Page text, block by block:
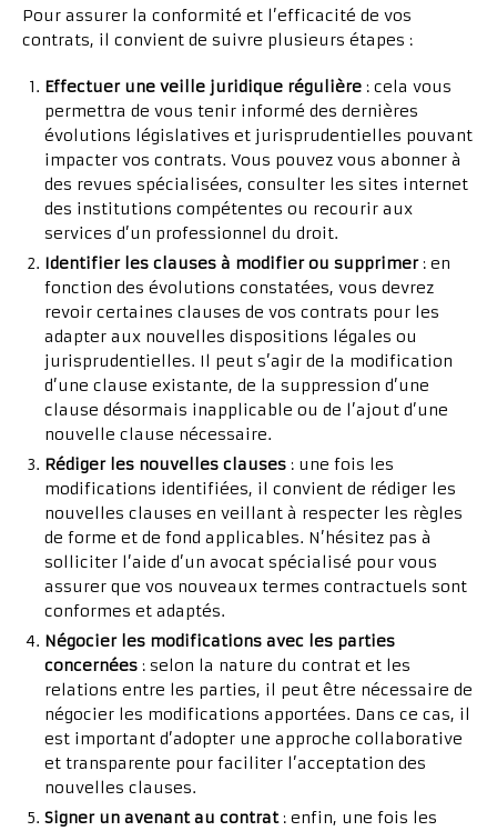
Pour assurer la conformité et l’efficacité de vos
contrats, il convient de suivre plusieurs étapes :
Effectuer une veille juridique régulière : cela vous
permettra de vous tenir informé des dernières
évolutions législatives et jurisprudentielles pouvant
impacter vos contrats. Vous pouvez vous abonner à
des revues spécialisées, consulter les sites internet
des institutions compétentes ou recourir aux
services d’un professionnel du droit.
Identifier les clauses à modifier ou supprimer: en
fonction des évolutions constatées, vous devrez
revoir certaines clauses de vos contrats pour les
adapter aux nouvelles dispositions légales ou
jurisprudentielles. Il peut s’agir de la modification
d’une clause existante, de la suppression d’une
clause désormais inapplicable ou de l’ajout d’une
nouvelle clause nécessaire.
Rédiger les nouvelles clauses : une fois les
modifications identifiées, il convient de rédiger les
nouvelles clauses en veillant à respecter les règles
de forme et de fond applicables. N’hésitez pas à
solliciter l’aide d’un avocat spécialisé pour vous
assurer que vos nouveaux termes contractuels sont
conformes et adaptés.
Négocier les modifications avec les parties
concernées : selon la nature du contrat et les
relations entre les parties, il peut être nécessaire de
négocier les modifications apportées. Dans ce cas, il
est important d’adopter une approche collaborative
et transparente pour faciliter l’acceptation des
nouvelles clauses.
Signer un avenant au contrat: enfin, une fois les